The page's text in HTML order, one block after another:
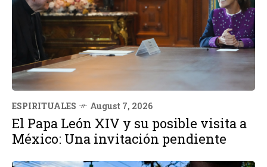
ESPIRITUALES August 7, 2026
El Papa León XIV y su posible visita a
México: Una invitación pendiente